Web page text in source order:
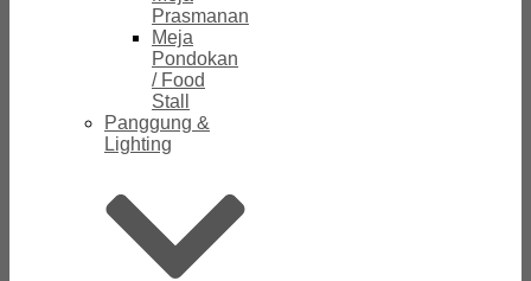
Prasmanan
Meja
Pondokan
/ Food
Stall
Panggung &
Lighting